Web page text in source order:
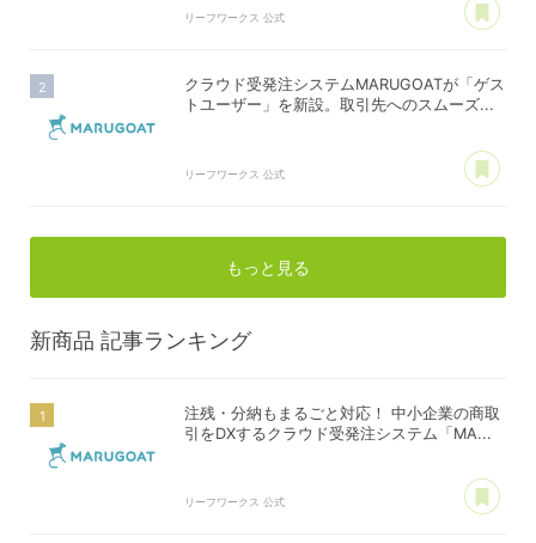
リーフワークス 公式
クラウド受発注システムMARUGOATが「ゲス
トユーザー」を新設。取引先へのスムーズ...
リーフワークス 公式
もっと見る
新商品 記事ランキング
注残・分納もまるごと対応！ 中小企業の商取
引をDXするクラウド受発注システム「MA...
リーフワークス 公式